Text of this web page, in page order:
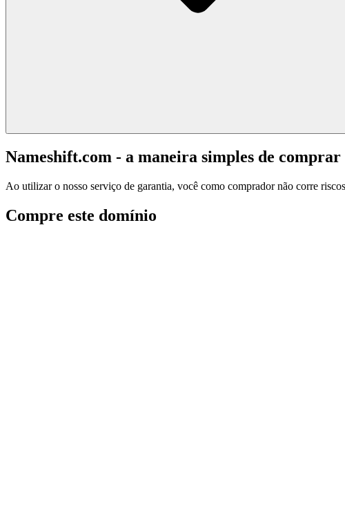
Nameshift.com - a maneira simples de comprar
Ao utilizar o nosso serviço de garantia, você como comprador não corre
Compre este domínio